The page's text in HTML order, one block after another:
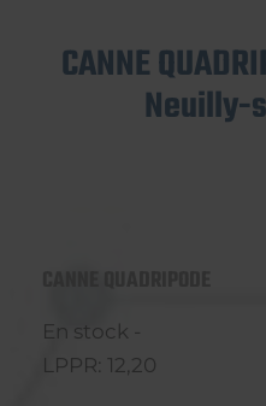
CANNE
Neuilly-
En stock -
LPPR: 12,20